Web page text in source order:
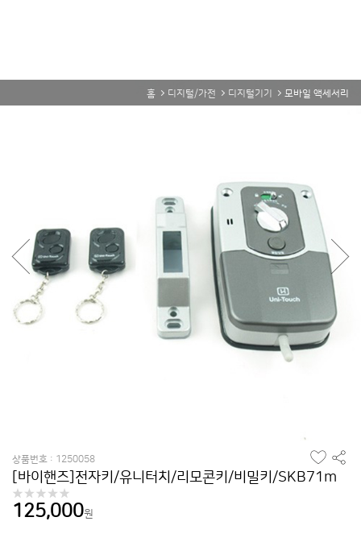
홈 디지털/가전 디지털기기 모바일 액세서리
상품번호 : 1250058
[바이핸즈]전자키/유니터치/리모콘키/비밀키/SKB71m
125,000원
찜
기
공